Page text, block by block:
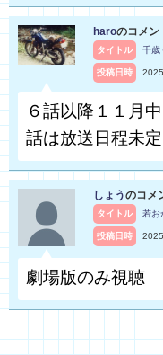
haroのコメン
タイトル 千歳
投稿日時
６話以降１１月
話は放送日程未定
しょうのコメ
タイトル 若お
投稿日時
劇場版のみ視聴